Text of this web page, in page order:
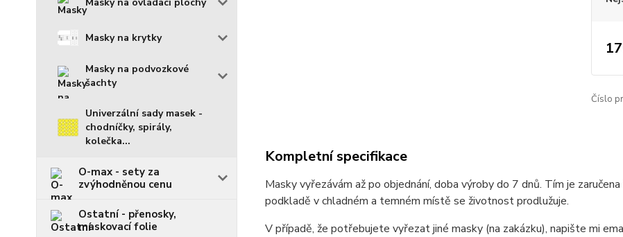
Masky na ovládací plochy
Masky na krytky
Masky na podvozkové
šachty
Univerzální sady masek -
chodníčky, spirály,
kolečka...
O-max - sety za
zvýhodněnou cenu
Ostatní - přenosky,
maskovací folie
Číslo
Kompletní specifikace
Masky vyřezávám až po objednání, doba výroby do 7 dnů. Tím je
podkladě v chladném a temném místě se životnost prodlužuje.
V případě, že potřebujete vyřezat jiné masky (na zakázku), napište mi